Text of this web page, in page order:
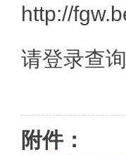
http://
请登录查询
附件：